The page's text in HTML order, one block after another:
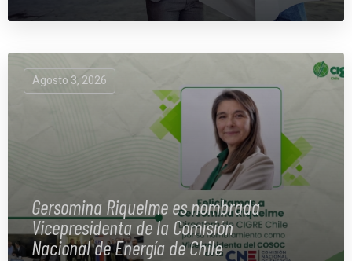
Agosto 3, 2026
Gersomina Riquelme es nombrada
Vicepresidenta de la Comisión
Nacional de Energía de Chile